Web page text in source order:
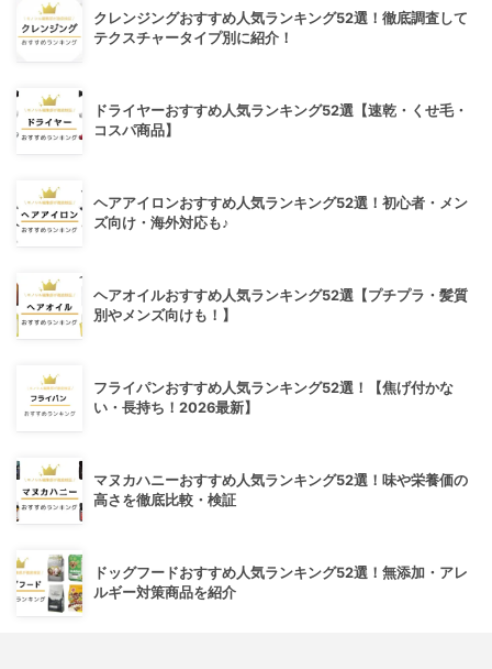
クレンジングおすすめ人気ランキング52選！徹底調査して
テクスチャータイプ別に紹介！
ドライヤーおすすめ人気ランキング52選【速乾・くせ毛・
コスパ商品】
ヘアアイロンおすすめ人気ランキング52選！初心者・メン
ズ向け・海外対応も♪
ヘアオイルおすすめ人気ランキング52選【プチプラ・髪質
別やメンズ向けも！】
フライパンおすすめ人気ランキング52選！【焦げ付かな
い・長持ち！2026最新】
マヌカハニーおすすめ人気ランキング52選！味や栄養価の
高さを徹底比較・検証
ドッグフードおすすめ人気ランキング52選！無添加・アレ
ルギー対策商品を紹介